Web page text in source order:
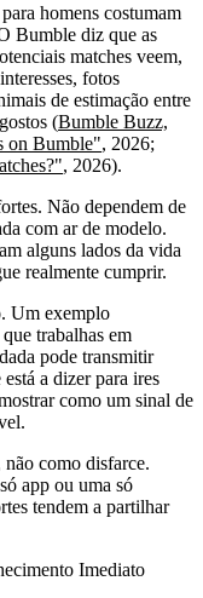
homens costumam
Bumble diz que as
matches veem,
fotos
de estimação entre
(Bumble Buzz,
on Bumble", 2026;
, 2026).
Não dependem de
com ar de modelo.
alguns lados da vida
realmente cumprir.
Um exemplo
trabalhas em
pode transmitir
a dizer para ires
como um sinal de
como disfarce.
app ou uma só
tendem a partilhar
Imediato